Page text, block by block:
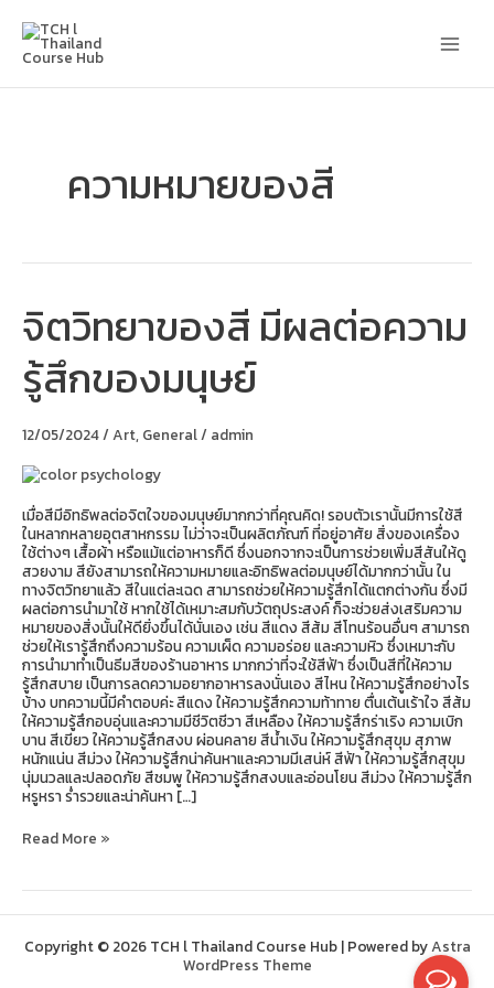
content
ความหมายของสี
จิตวิทยาของสี มีผลต่อความ
รู้สึกของมนุษย์
12/05/2024/Art, General/ admin
เมื่อสีมีอิทธิพลต่อจิตใจของมนุษย์มากกว่าที่คุณคิด! รอบตัวเรานั้นมีการใช้สี
ในหลากหลายอุตสาหกรรม ไม่ว่าจะเป็นผลิตภัณฑ์ ที่อยู่อาศัย สิ่งของเครื่อง
ใช้ต่างๆ เสื้อผ้า หรือแม้แต่อาหารก็ดี ซึ่งนอกจากจะเป็นการช่วยเพิ่มสีสันให้ดู
สวยงาม สียังสามารถให้ความหมายและอิทธิพลต่อมนุษย์ได้มากกว่านั้น ใน
ทางจิตวิทยาแล้ว สีในแต่ละเฉด สามารถช่วยให้ความรู้สึกได้แตกต่างกัน ซึ่งมี
ผลต่อการนำมาใช้ หากใช้ได้เหมาะสมกับวัตถุประสงค์ ก็จะช่วยส่งเสริมความ
หมายของสิ่งนั้นให้ดียิ่งขึ้นได้นั่นเอง เช่น สีแดง สีส้ม สีโทนร้อนอื่นๆ สามารถ
ช่วยให้เรารู้สึกถึงความร้อน ความเผ็ด ความอร่อย และความหิว ซึ่งเหมาะกับ
การนำมาทำเป็นธีมสีของร้านอาหาร มากกว่าที่จะใช้สีฟ้า ซึ่งเป็นสีที่ให้ความ
รู้สึกสบาย เป็นการลดความอยากอาหารลงนั่นเอง สีไหน ให้ความรู้สึกอย่างไร
บ้าง บทความนี้มีคำตอบค่ะ สีแดง ให้ความรู้สึกความท้าทาย ตื่นเต้นเร้าใจ สีส้ม
ให้ความรู้สึกอบอุ่นและความมีชีวิตชีวา สีเหลือง ให้ความรู้สึกร่าเริง ความเบิก
บาน สีเขียว ให้ความรู้สึกสงบ ผ่อนคลาย สีน้ำเงิน ให้ความรู้สึกสุขุม สุภาพ
หนักแน่น สีม่วง ให้ความรู้สึกน่าค้นหาและความมีเสน่ห์ สีฟ้า ให้ความรู้สึกสุขุม
นุ่มนวลและปลอดภัย สีชมพู ให้ความรู้สึกสงบและอ่อนโยน สีม่วง ให้ความรู้สึก
หรูหรา ร่ำรวยและน่าค้นหา […]
จิตวิทยา
ของ
สี
มี
ผล
ต่อ
รู้สึก
มนุษย์
Read More »
Copyright © 2026 TCH l Thailand Course Hub | Powered byAstra
WordPress Theme